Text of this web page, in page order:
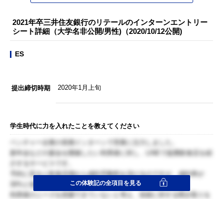
2021年卒三井住友銀行のリテールのインターンエントリー
シート詳細（大学名非公開/男性)（2020/10/12公開)
ES
提出締切時期 2020年1月上旬
学生時代に力を入れたことを教えてください
新年会などの宴会を開催したい利用者に対し、LINEで提携飲食店を紹
予約に至ると飲食店側から成約手数料を頂けるのですが、成約率が
30%と低迷していました。
利用者のニーズを把握できていないと考え、依頼に対する聞き取りを
この体験記の全項目を見る